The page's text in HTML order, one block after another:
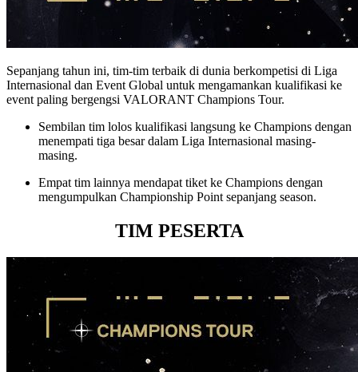
Sepanjang tahun ini, tim-tim terbaik di dunia berkompetisi di Liga
Internasional dan Event Global untuk mengamankan kualifikasi ke
event paling bergengsi VALORANT Champions Tour.
Sembilan tim lolos kualifikasi langsung ke Champions dengan
menempati tiga besar dalam Liga Internasional masing-
masing.
Empat tim lainnya mendapat tiket ke Champions dengan
mengumpulkan Championship Point sepanjang season.
TIM PESERTA